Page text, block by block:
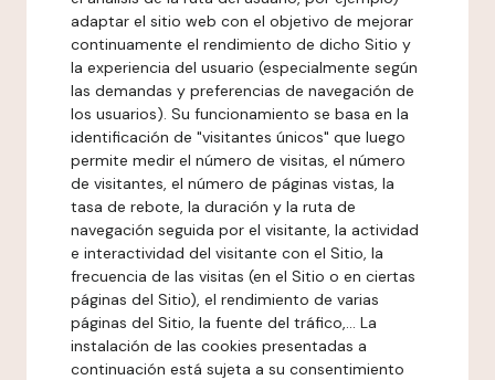
adaptar el sitio web con el objetivo de mejorar
continuamente el rendimiento de dicho Sitio y
la experiencia del usuario (especialmente según
las demandas y preferencias de navegación de
los usuarios). Su funcionamiento se basa en la
identificación de "visitantes únicos" que luego
permite medir el número de visitas, el número
de visitantes, el número de páginas vistas, la
tasa de rebote, la duración y la ruta de
navegación seguida por el visitante, la actividad
e interactividad del visitante con el Sitio, la
frecuencia de las visitas (en el Sitio o en ciertas
páginas del Sitio), el rendimiento de varias
páginas del Sitio, la fuente del tráfico,... La
instalación de las cookies presentadas a
continuación está sujeta a su consentimiento